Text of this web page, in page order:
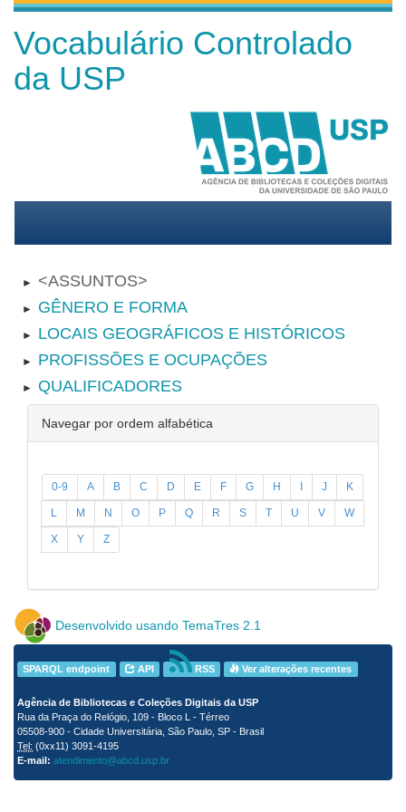
Vocabulário Controlado
da USP
► ASSUNTOS
► GÊNERO E FORMA
► LOCAIS GEOGRÁFICOS E HISTÓRICOS
► PROFISSÕES E OCUPAÇÕES
► QUALIFICADORES
Navegar por ordem alfabética
0-9 A B C D E F G H I J K
L M N O P Q R S T U V W
X Y Z
Desenvolvido usando TemaTres 2.1
SPARQL endpoint API RSS Ver alterações recentes
Agência de Bibliotecas e Coleções Digitais da USP
Rua da Praça do Relógio, 109 - Bloco L - Térreo
05508-900 - Cidade Universitária, São Paulo, SP - Brasil
Tel: (0xx11) 3091-4195
E-mail: atendimento@abcd.usp.br